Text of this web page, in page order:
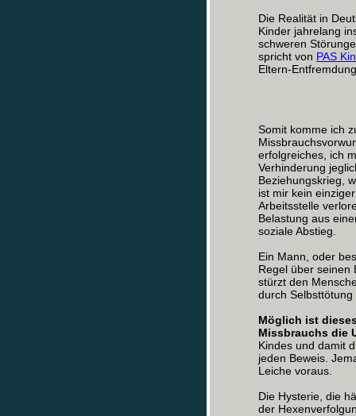
Die Realität in
Kinder jahrelang
schweren
spricht von PAS
Eltern-
Somit komme ich
erfolgreiches, ich
Verhinderung
Beziehungskrieg,
ist mir kein
Arbeitsstelle
Belastung aus
soziale Abstieg.
Ein Mann, oder
Regel über seinen
stürzt den
durch
Möglich ist
Missbrauchs die
Kindes und damit
jeden Beweis.
Leiche voraus.
Die Hysterie, die
der